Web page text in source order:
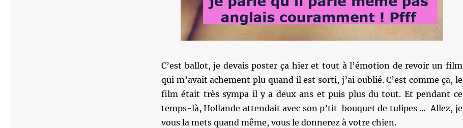
C’est ballot, je devais poster ça hier et tout à l’émotion de revoir un film
qui m’avait achement plu quand il est sorti, j’ai oublié. C’est comme ça, le
film était très sympa il y a deux ans et puis plus du tout. Et pendant ce
temps-là, Hollande attendait avec son p’tit bouquet de tulipes … Allez, je
vous la mets quand même, vous le donnerez à votre chien.